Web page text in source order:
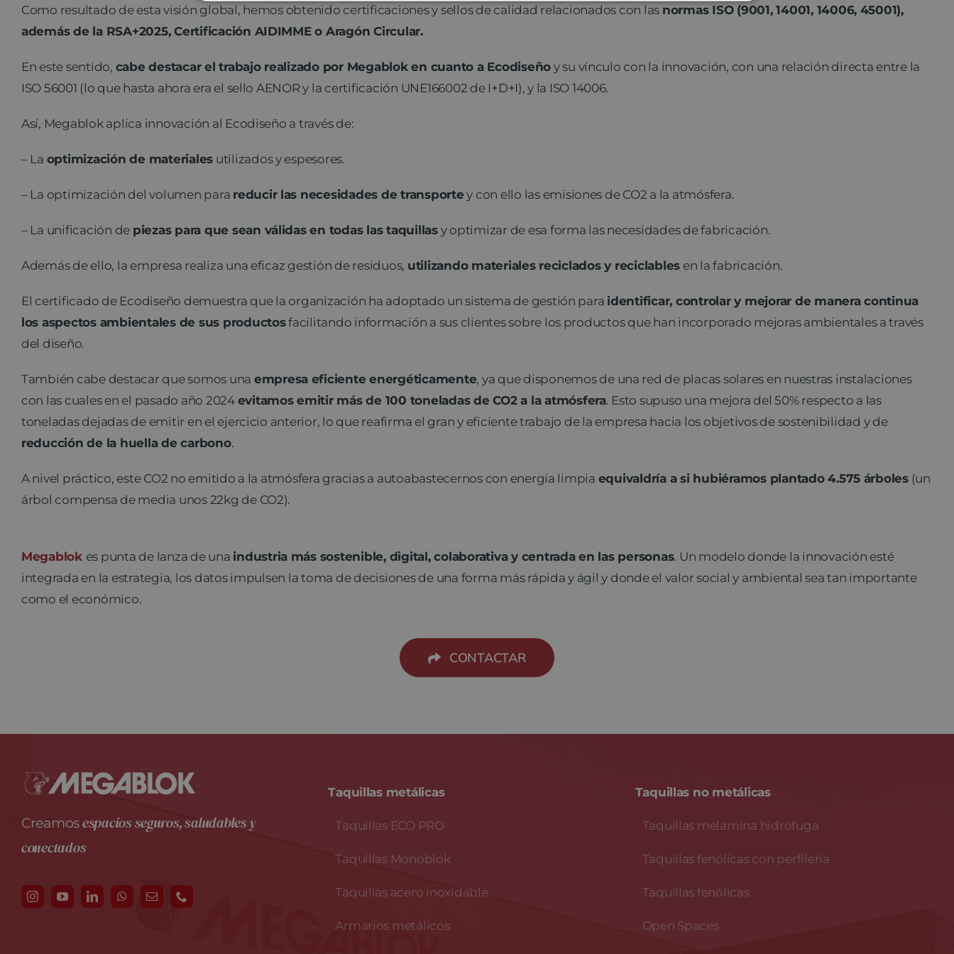
Como resultado de esta visión global, hemos obtenido certificaciones y sellos de calidad relacionados con las normas ISO (9001, 14001, 14006, 45001),
además de la RSA+2025, Certificación AIDIMME o Aragón Circular.
En este sentido, cabe destacar el trabajo realizado por Megablok en cuanto a Ecodiseño y su vínculo con la innovación, con una relación directa entre la
ISO 56001 (lo que hasta ahora era el sello AENOR y la certificación UNE166002 de I+D+I), y la ISO 14006.
Así, Megablok aplica innovación al Ecodiseño a través de:
– La optimización de materiales utilizados y espesores.
– La optimización del volumen para reducir las necesidades de transporte y con ello las emisiones de CO2 a la atmósfera.
– La unificación de piezas para que sean válidas en todas las taquillasy optimizar de esa forma las necesidades de fabricación.
Además de ello, la empresa realiza una eficaz gestión de residuos, utilizando materiales reciclados y reciclables en la fabricación.
El certificado de Ecodiseño demuestra que la organización ha adoptado un sistema de gestión para identificar, controlar y mejorar de manera continua
los aspectos ambientales de sus productosfacilitando información a sus clientes sobre los productos que han incorporado mejoras ambientales a través
del diseño.
También cabe destacar que somos una empresa eficiente energéticamente, ya que disponemos de una red de placas solares en nuestras instalaciones
con las cuales en el pasado año 2024 evitamos emitir más de 100 toneladas de CO2 a la atmósfera. Esto supuso una mejora del 50% respecto a las
toneladas dejadas de emitir en el ejercicio anterior, lo que reafirma el gran y eficiente trabajo de la empresa hacia los objetivos de sostenibilidad y de
reducción de la huella de carbono.
A nivel práctico, este CO2 no emitido a la atmósfera gracias a autoabastecernos con energía limpia equivaldría a si hubiéramos plantado 4.575 árboles(un
árbol compensa de media unos 22kg de CO2).
Megablok es punta de lanza de una industria más sostenible, digital, colaborativa y centrada en las personas. Un modelo donde la innovación esté
integrada en la estrategia, los datos impulsen la toma de decisiones de una forma más rápida y ágil y donde el valor social y ambiental sea tan importante
como el económico.
CONTACTAR
Creamosespacios seguros, saludables y
conectados
Taquillas metálicas
Taquillas ECO PRO
Taquillas Monoblok
Taquillas acero inoxidable
Armarios metálicos
Taquillas no metálicas
Taquillas melamina hidrófuga
Taquillas fenólicas con perfilería
Taquillas fenólicas
Open Spaces